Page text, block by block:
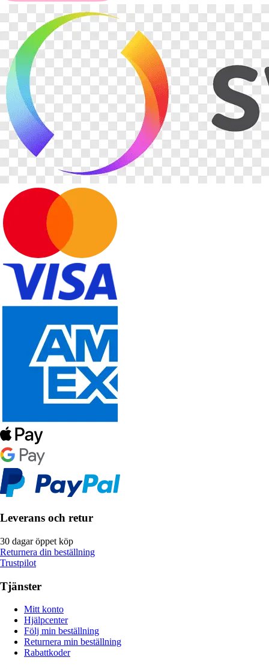
Leverans och retur
30 dagar öppet köp
Returnera din beställning
Trustpilot
Tjänster
Mitt konto
Hjälpcenter
Följ min beställning
Returnera min beställning
Rabattkoder